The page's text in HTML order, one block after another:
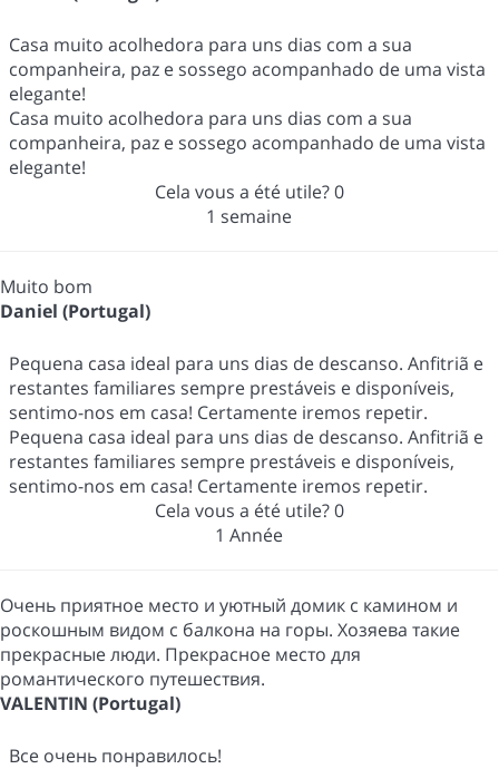
Casa muito acolhedora para uns dias com a sua
companheira, paz e sossego acompanhado de uma vista
elegante!
Casa muito acolhedora para uns dias com a sua
companheira, paz e sossego acompanhado de uma vista
elegante!
Cela vous a été utile?0
1 semaine
Muito bom
Daniel (Portugal)
Pequena casa ideal para uns dias de descanso. Anfitriã e
restantes familiares sempre prestáveis e disponíveis,
sentimo-nos em casa! Certamente iremos repetir.
Pequena casa ideal para uns dias de descanso. Anfitriã e
restantes familiares sempre prestáveis e disponíveis,
sentimo-nos em casa! Certamente iremos repetir.
Cela vous a été utile?0
1 Année
Очень приятное место и уютный домик с камином и
роскошным видом с балкона на горы. Хозяева такие
прекрасные люди. Прекрасное место для
романтического путешествия.
VALENTIN (Portugal)
Все очень понравилось!